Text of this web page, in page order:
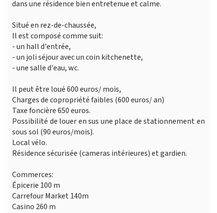
dans une résidence bien entretenue et calme.
Situé en rez-de-chaussée,
Il est composé comme suit:
- un hall d'entrée,
- un joli séjour avec un coin kitchenette,
- une salle d'eau, wc.
Il peut être loué 600 euros/ mois,
Charges de copropriété faibles (600 euros/ an)
Taxe foncière 650 euros.
Possibilité de louer en sus une place de stationnement en
sous sol (90 euros/mois).
Local vélo.
Résidence sécurisée (cameras intérieures) et gardien.
Commerces:
Épicerie 100 m
Carrefour Market 140m
Casino 260 m